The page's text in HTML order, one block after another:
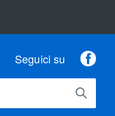
Seguici su